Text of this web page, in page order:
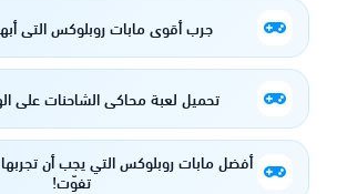
جرب أقوى مابات روبلوكس التي
تحميل لعبة محاكي الشاحنات علي
أفضل مابات روبلوكس التي يجب أن تجربها
تفوّت!